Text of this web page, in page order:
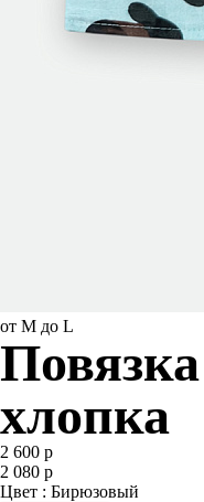
от M до L
хлопка
2 600 р
2 080 р
Цвет : Бирюзовый